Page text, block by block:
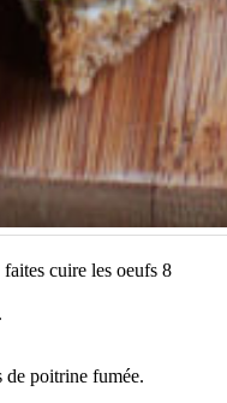
cuire les oeufs 8
de poitrine fumée.